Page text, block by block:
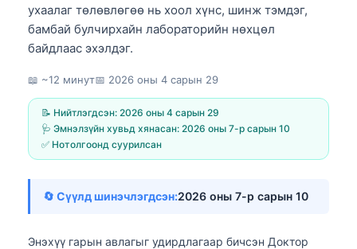
ухаалаг төлөвлөгөө нь хоол хүнс, шинж тэмдэг,
бамбай булчирхайн лабораторийн нөхцөл
байдлаас эхэлдэг.
📖 ~12 минут📅 2026 оны 4 сарын 29
📝 Нийтлэгдсэн: 2026 оны 4 сарын 29
🩺 Эмнэлзүйн хувьд хянасан: 2026 оны 7-р сарын 10
✅ Нотолгоонд суурилсан
🔄 Сүүлд шинэчлэгдсэн:2026 оны 7-р сарын 10
Энэхүү гарын авлагыг удирдлагаар бичсэн Доктор